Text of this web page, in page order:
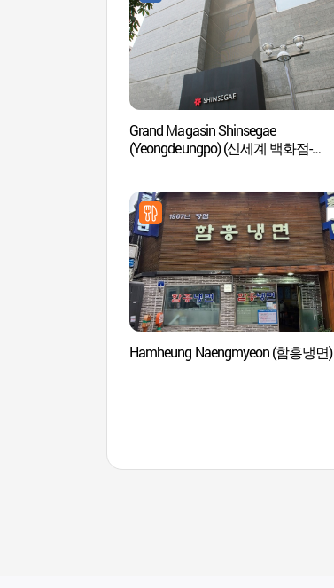
Grand Magasin Shinsegae
(Yeongdeungpo) (신세계 백화점-
Hamheung Naengmyeon (함흥냉면)